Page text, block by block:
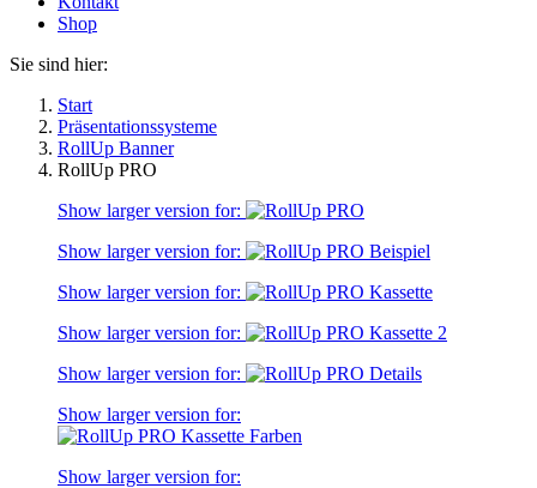
Shop
Sie sind hier:
Start
Präsentationssysteme
RollUp Banner
RollUp PRO
Show larger version for:
Show larger version for:
Show larger version for:
Show larger version for:
Show larger version for:
Show larger version for:
Show larger version for: